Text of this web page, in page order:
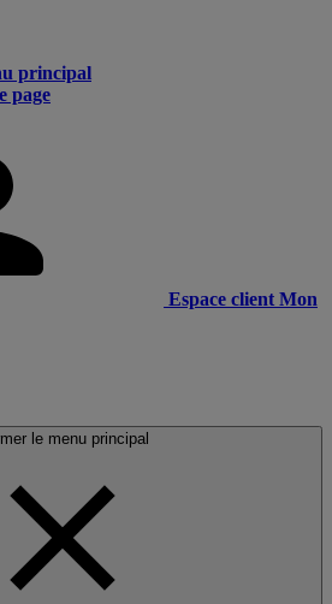
principal
page
Espace client Mon
le menu principal